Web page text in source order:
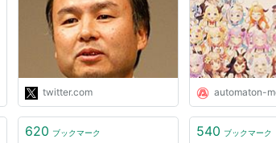
品、月産3億枚 (医療用高機
能N95を1億枚、一般用サー
ジカルを2億枚) 。 政府マス
クチームと連携を図り、医療
現場をはじめ、一人でも多く
の人…
https://t.co/DABghPbH08"
twitter.com
AUTOMATON
automaton-
620 ブックマーク 540 ブックマーク